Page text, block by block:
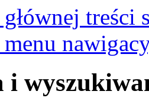
treści
menu
i